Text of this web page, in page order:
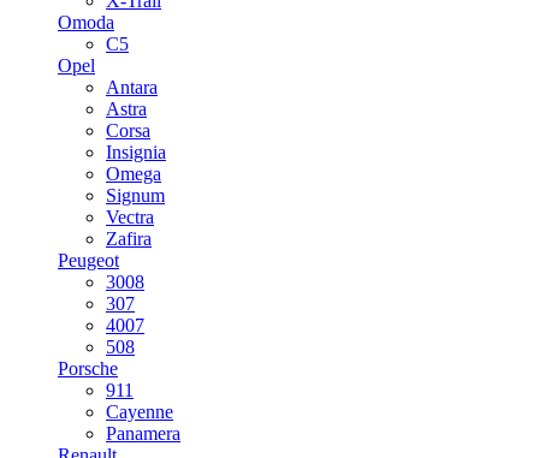
Omoda
C5
Opel
Antara
Astra
Corsa
Insignia
Omega
Signum
Vectra
Zafira
Peugeot
3008
307
4007
508
Porsche
911
Cayenne
Panamera